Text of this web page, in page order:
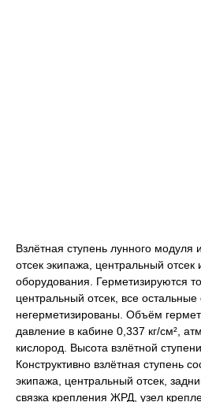
Взлётная ступень лунного модуля
отсек экипажа, центральный отсек
оборудования. Герметизируются
центральный отсек, все остальные
негерметизированы. Объём
давление в кабине 0,337 кг/см²,
кислород. Высота взлётной
Конструктивно взлётная ступень
экипажа, центральный отсек,
связка крепления ЖРД, узел